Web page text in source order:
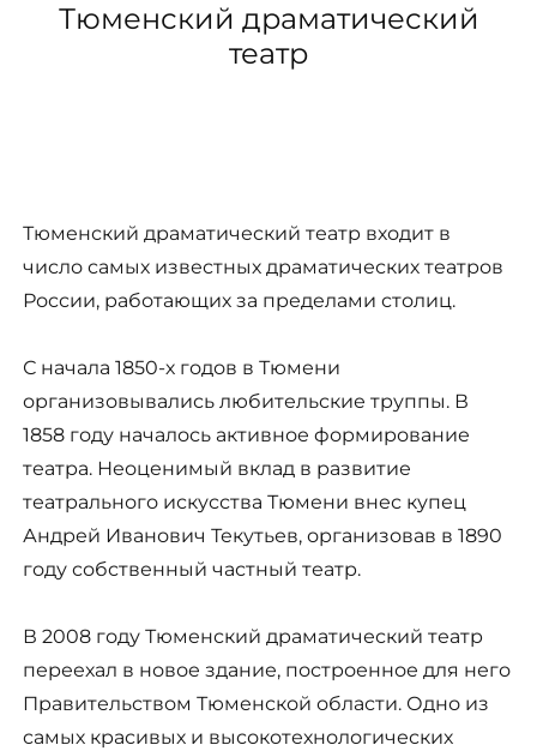
Тюменский драматический
театр
Тюменский драматический театр входит в
число самых известных драматических театров
России, работающих за пределами столиц.
С начала 1850-х годов в Тюмени
организовывались любительские труппы. В
1858 году началось активное формирование
театра. Неоценимый вклад в развитие
театрального искусства Тюмени внес купец
Андрей Иванович Текутьев, организовав в 1890
году собственный частный театр.
В 2008 году Тюменский драматический театр
переехал в новое здание, построенное для него
Правительством Тюменской области. Одно из
самых красивых и высокотехнологических